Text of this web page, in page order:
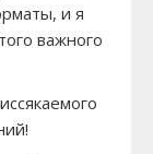
и я
важного